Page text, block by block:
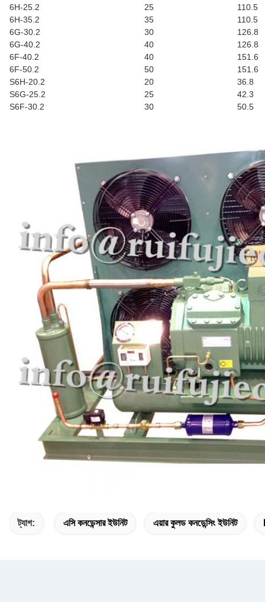
6H-25.2
25
110.5
6H-35.2
35
110.5
6G-30.2
30
126.8
6G-40.2
40
126.8
6F-40.2
40
151.6
6F-50.2
50
151.6
S6H-20.2
20
36.8
S6G-25.2
25
42.3
S6F-30.2
30 50.5
ট্যাগ: এসি কনডেন্সার ইউনিট এয়ার কুলড কনডেন্সিং ইউনিট